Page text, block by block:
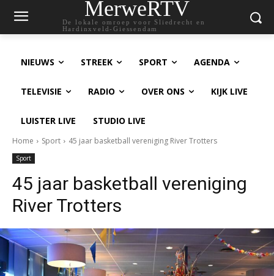
MerweRTV
De lokale omroep voor Sliedrecht en
Hardinxveld-Giessendam
NIEUWS STREEK SPORT AGENDA
TELEVISIE RADIO OVER ONS KIJK LIVE
LUISTER LIVE STUDIO LIVE
Home Sport 45 jaar basketball vereniging River Trotters
Sport
45 jaar basketball vereniging
River Trotters